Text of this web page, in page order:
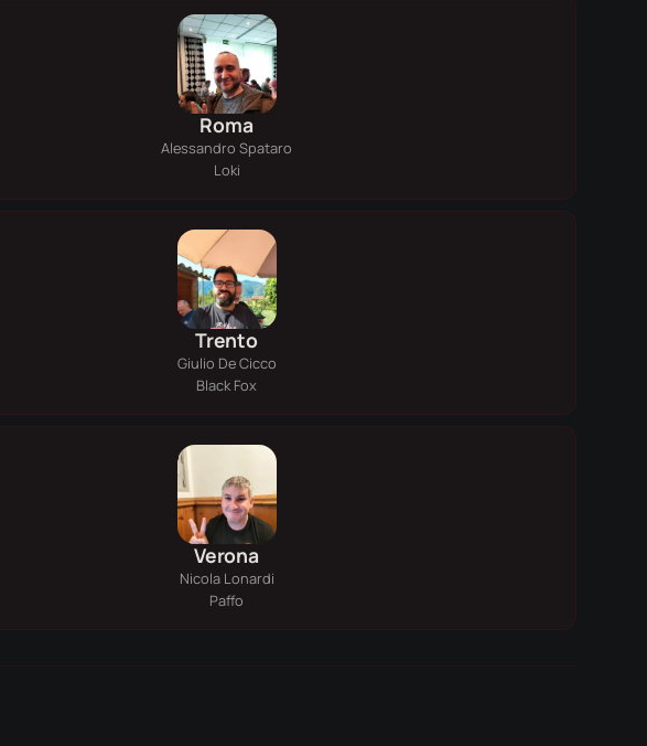
Roma
Alessandro Spataro
Loki
Trento
Giulio De Cicco
Black Fox
Verona
Nicola Lonardi
Paffo